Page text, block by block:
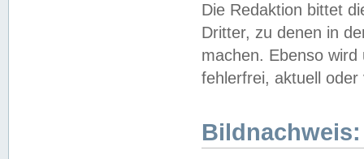
Die Redaktion bittet
Dritter, zu denen in
machen. Ebenso
fehlerfrei, aktuell oder
Bildnachweis: